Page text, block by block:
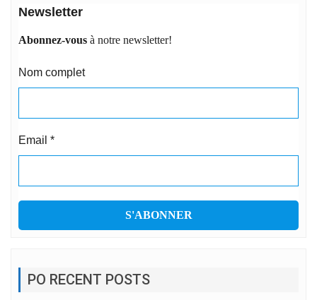
Newsletter
Abonnez-vous à notre newsletter!
Nom complet
Email *
PO RECENT POSTS